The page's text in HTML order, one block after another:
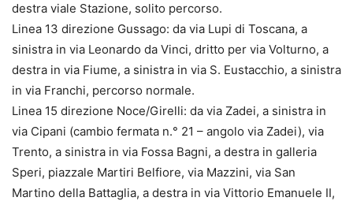
destra viale Stazione, solito percorso.
Linea 13 direzione Gussago: da via Lupi di Toscana, a
sinistra in via Leonardo da Vinci, dritto per via Volturno, a
destra in via Fiume, a sinistra in via S. Eustacchio, a sinistra
in via Franchi, percorso normale.
Linea 15 direzione Noce/Girelli: da via Zadei, a sinistra in
via Cipani (cambio fermata n.° 21 – angolo via Zadei), via
Trento, a sinistra in via Fossa Bagni, a destra in galleria
Speri, piazzale Martiri Belfiore, via Mazzini, via San
Martino della Battaglia, a destra in via Vittorio Emanuele II,